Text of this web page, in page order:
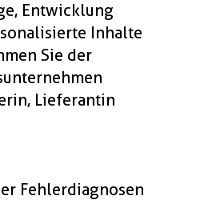
Entwicklung
Inhalte
Sie der
Lieferantin
Fehlerdiagnosen